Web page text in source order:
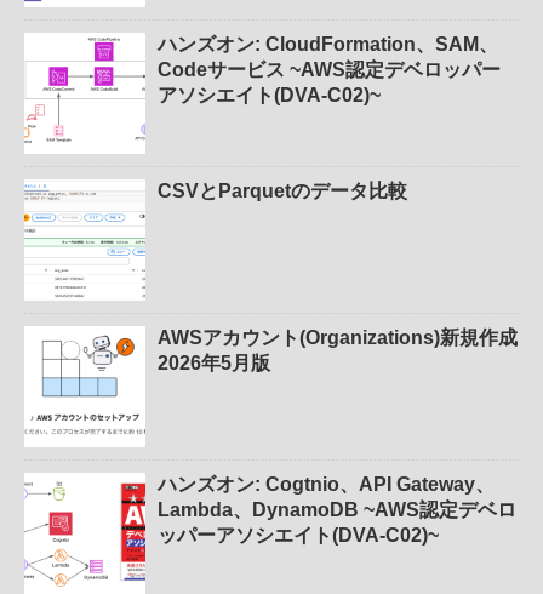
ハンズオン: CloudFormation、SAM、
Codeサービス ~AWS認定デベロッパー
アソシエイト(DVA-C02)~
CSVとParquetのデータ比較
AWSアカウント(Organizations)新規作成
2026年5月版
ハンズオン: Cogtnio、API Gateway、
Lambda、DynamoDB ~AWS認定デベロ
ッパーアソシエイト(DVA-C02)~